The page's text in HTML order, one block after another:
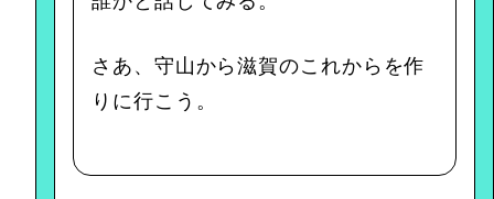
さあ、守山から滋賀のこれからを作
りに行こう。